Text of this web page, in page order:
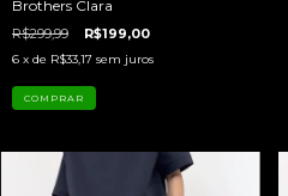
Brothers Clara
R$299,99 R$199,00
6 x de R$33,17 sem juros
COMPRAR